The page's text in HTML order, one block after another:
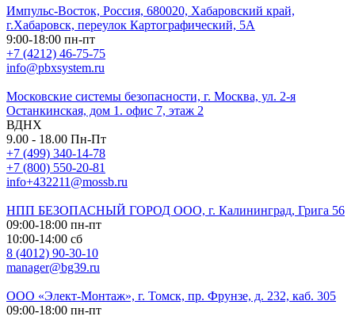
Импульс-Восток, Россия, 680020, Хабаровский край,
г.Хабаровск, переулок Картографический, 5А
9:00-18:00 пн-пт
+7 (4212) 46-75-75
info@pbxsystem.ru
Московские системы безопасности, г. Москва, ул. 2-я
Останкинская, дом 1. офис 7, этаж 2
ВДНХ
9.00 - 18.00 Пн-Пт
+7 (499) 340-14-78
+7 (800) 550-20-81
info+432211@mossb.ru
НПП БЕЗОПАСНЫЙ ГОРОД ООО, г. Калининград, Грига 56
09:00-18:00 пн-пт
10:00-14:00 сб
8 (4012) 90-30-10
manager@bg39.ru
ООО «Элект-Монтаж», г. Томск, пр. Фрунзе, д. 232, каб. 305
09:00-18:00 пн-пт